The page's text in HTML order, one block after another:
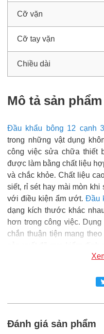
Cỡ vặn
Cỡ tay vặn
Chiều dài
Mô tả sản phẩm
Đầu khẩu bông 12 cạnh
trong những vật dụng
công việc sửa chữa thiết
được làm bằng chất liệu
và chắc khỏe. Chất liệu
siết, rỉ sét hay mài mòn
với điều kiện ẩm ướt. Đầu
dạng kích thước khác
hơn trong công việc.
chắn thuận tiện mang
tiêu chuẩn kỹ thuật, chất
phân phối và
Đại siêu thị Vật tư phụ
Đánh giá sản phẩm